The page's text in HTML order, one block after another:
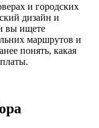
и городских
дизайн и
вы ищете
маршрутов и
понять, какая